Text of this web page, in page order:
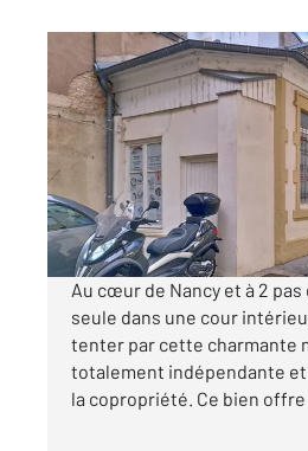
NANCY 54
40 m2 , 1 pièce
Ref : 40736
Maison à vendre
97 500 €
Visiter le site dédié
Au cœur de Nancy et à 2 pas
seule dans une cour
tenter par cette charmante
totalement indépendante
la copropriété. Ce bien